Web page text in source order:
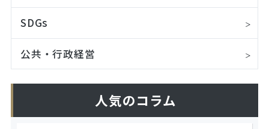
SDGs
公共・行政経営
人気のコラム